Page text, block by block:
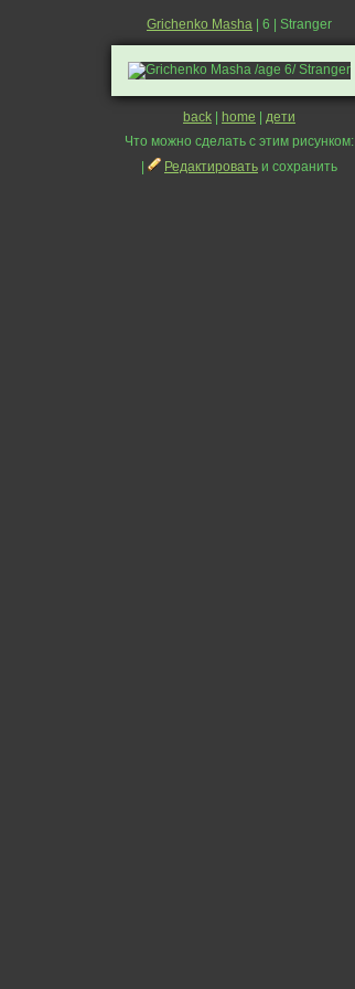
Grichenko Masha | 6 | Stranger
back home
дети
Что можно сделать с этим рисунком:
Редактировать и сохранить